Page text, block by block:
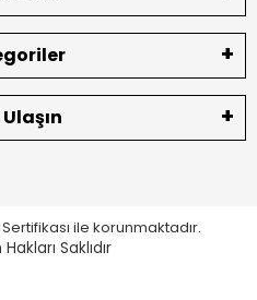
ile korunmaktadır.
Saklıdır